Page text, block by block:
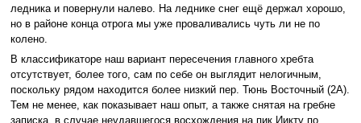
ледника и повернули налево. На леднике снег ещё держал хорошо,
но в районе конца отрога мы уже проваливались чуть ли не по
колено.
В классификаторе наш вариант пересечения главного хребта
отсутствует, более того, сам по себе он выглядит нелогичным,
поскольку рядом находится более низкий пер. Тюнь Восточный (2А).
Тем не менее, как показывает наш опыт, а также снятая на гребне
записка, в случае неудавшегося восхождения на пик Иикту по